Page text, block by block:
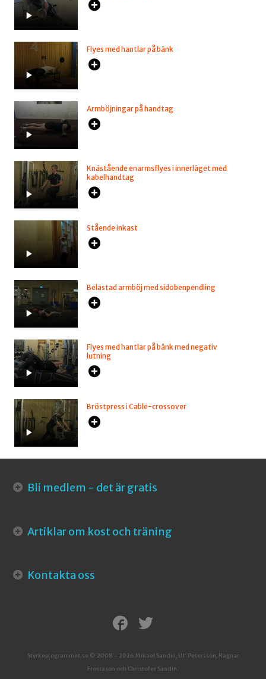
Flyes med hantlar på bänk
Armböjningar på handtag
Knästående enarmsflyes i innerläget med
kabelhandtag
Stående inkast
Belastad armböj med sidobenpendling
Flyes med hantlar på bänk med negativ
lutning
Bröstpress i Cable-crossover
Bli medlem - det är gratis
Artiklar om kost och träning
Kontakta oss
Styrkeprogrammet.se © 2008 - 2026 Mikael Sandin, Ulf Petersson, Ragnar
Frostason och Christofer Sandin.